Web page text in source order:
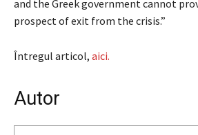
and the Greek government cannot
prospect of exit from the crisis.”
Întregul articol, aici.
Autor